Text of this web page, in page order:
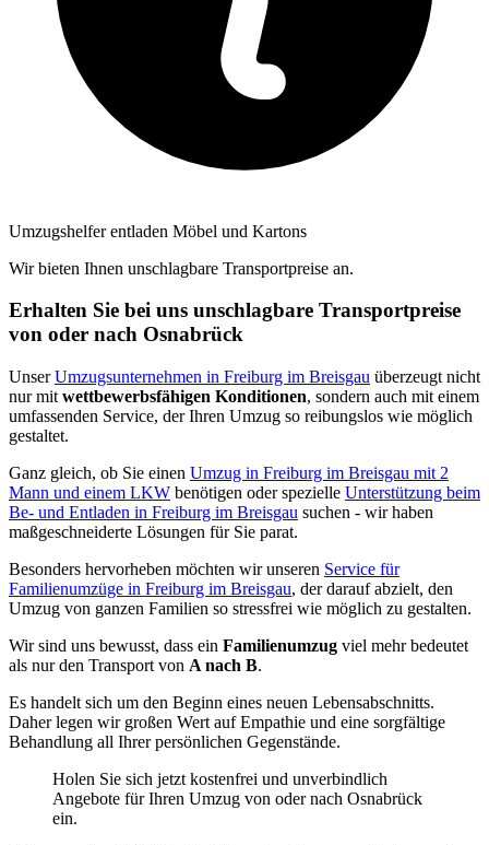
Umzugshelfer entladen Möbel und Kartons
Wir bieten Ihnen unschlagbare Transportpreise an.
Erhalten Sie bei uns unschlagbare Transportpreise
von oder nach Osnabrück
UnserUmzugsunternehmen in Freiburg im Breisgau überzeugt nicht
nur mit wettbewerbsfähigen Konditionen, sondern auch mit einem
umfassenden Service, der Ihren Umzug so reibungslos wie möglich
gestaltet.
Ganz gleich, ob Sie einen Umzug in Freiburg im Breisgau mit 2
Mann und einem LKW benötigen oder spezielle Unterstützung beim
Be- und Entladen in Freiburg im Breisgau suchen - wir haben
maßgeschneiderte Lösungen für Sie parat.
Besonders hervorheben möchten wir unseren Service für
Familienumzüge in Freiburg im Breisgau, der darauf abzielt, den
Umzug von ganzen Familien so stressfrei wie möglich zu gestalten.
Wir sind uns bewusst, dass ein Familienumzug viel mehr bedeutet
als nur den Transport von A nach B.
Es handelt sich um den Beginn eines neuen Lebensabschnitts.
Daher legen wir großen Wert auf Empathie und eine sorgfältige
Behandlung all Ihrer persönlichen Gegenstände.
Holen Sie sich jetzt kostenfrei und unverbindlich
Angebote für Ihren Umzug von oder nach Osnabrück
ein.